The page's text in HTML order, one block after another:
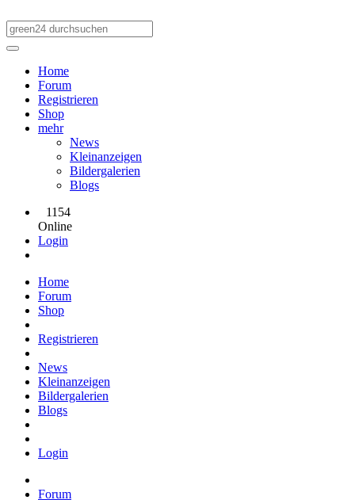
Home
Forum
Registrieren
Shop
mehr
News
Kleinanzeigen
Bildergalerien
Blogs
1154
Online
Login
Home
Forum
Shop
Registrieren
News
Kleinanzeigen
Bildergalerien
Blogs
Login
Forum